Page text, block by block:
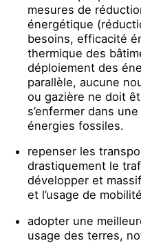
mesures de
énergétique
besoins, efficacité
thermique des
déploiement des
parallèle, aucune
ou gazière ne doit
s’enfermer dans
énergies fossiles.
repenser les
drastiquement le
développer et
et l’usage de
adopter une
usage des terres,